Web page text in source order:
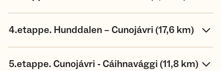
4.etappe. Hunddalen – Cunojávri (17,6 km)
5.etappe. Cunojávri - Cáihnavággi (11,8 km)